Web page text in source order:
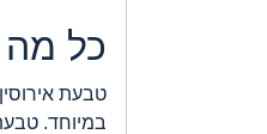
כל מה
טבעת
במיוחד.